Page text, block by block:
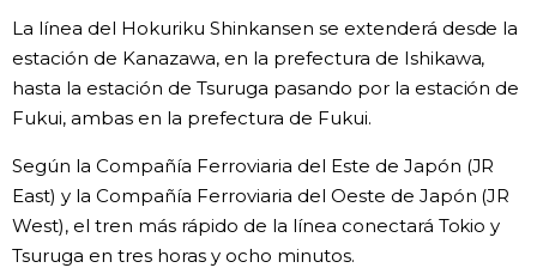
Vídeos e imágenes
En profundidad
Más
Noticias official SNS
La línea del Hokuriku Shinkansen se extenderá desde la
estación de Kanazawa, en la prefectura de Ishikawa,
hasta la estación de Tsuruga pasando por la estación de
Fukui, ambas en la prefectura de Fukui.
Según la Compañía Ferroviaria del Este de Japón (JR
East) y la Compañía Ferroviaria del Oeste de Japón (JR
West), el tren más rápido de la línea conectará Tokio y
Tsuruga en tres horas y ocho minutos.